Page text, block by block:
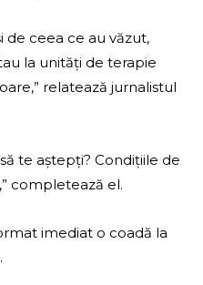
de ceea ce au văzut,
la unități de terapie
relatează jurnalistul
te aștepți? Condițiile de
completează el.
imediat o coadă la